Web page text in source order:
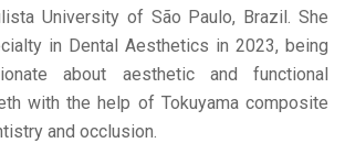
University of São Paulo, Brazil. She
in Dental Aesthetics in 2023, being
about aesthetic and functional
with the help of Tokuyama composite
and occlusion.